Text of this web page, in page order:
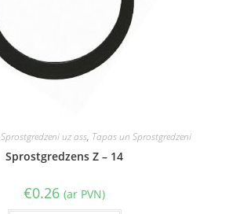
Sprostgredzeni uz ass, Tapas un Sprostgredzeni
Sprostgredzens Z – 14
€0.26 (ar PVN)